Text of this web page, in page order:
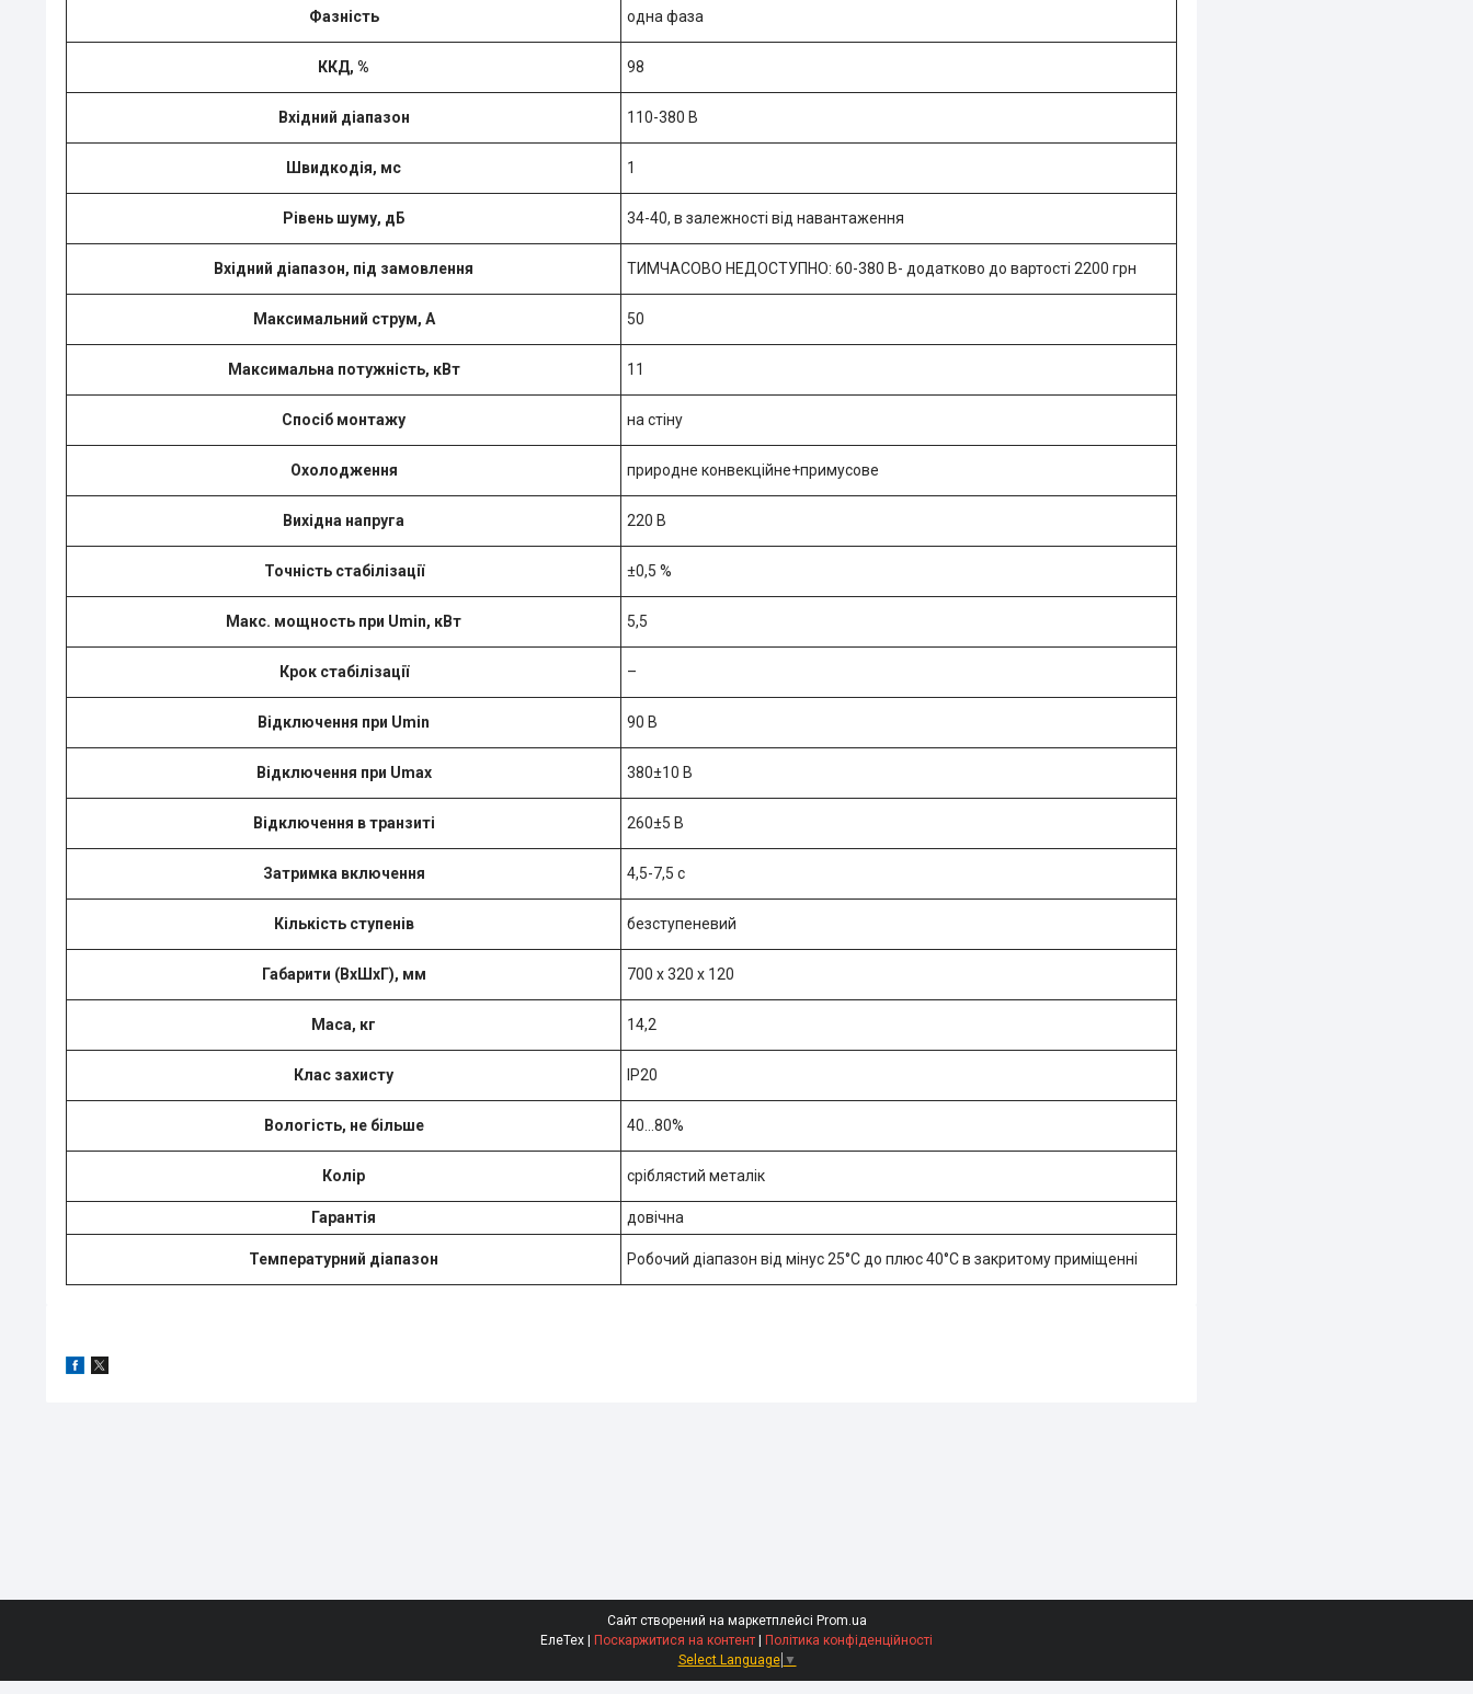
Фазність одна фаза
ККД, % 98
Вхідний діапазон 110-380 В
Швидкодія, мс 1
Рівень шуму, дБ 34-40, в залежності від навантаження
Вхідний діапазон, під замовлення ТИМЧАСОВО НЕДОСТУПНО: 60-380 В- додатково до вартості 2200 грн
Максимальний струм, А 50
Максимальна потужність, кВт 11
Спосіб монтажу на стіну
Охолодження природне конвекційне+примусове
Вихідна напруга 220 В
Точність стабілізації ±0,5 %
Макс. мощность при Umin, кВт 5,5
Крок стабілізації –
Відключення при Umin 90 В
Відключення при Umax 380±10 В
Відключення в транзиті 260±5 В
Затримка включення 4,5-7,5 с
Кількість ступенів безступеневий
Габарити (ВхШхГ), мм 700 х 320 х 120
Маса, кг 14,2
Клас захисту IP20
Вологість, не більше 40…80%
Колір сріблястий металік
Гарантія довічна
Температурний діапазон Робочий діапазон від мінус 25°С до плюс 40°С в закритому приміщенні
Сайт створений на маркетплейсі Prom.ua
ЕлеТех | Поскаржитися на контент | Політика конфіденційності
Select Language ▼